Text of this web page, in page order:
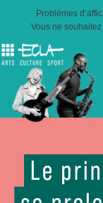
Problèmes
Vous ne